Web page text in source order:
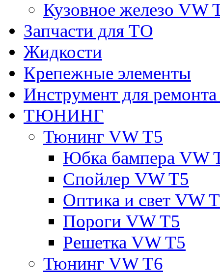
Кузовное железо VW
Запчасти для ТО
Жидкости
Крепежные элементы
Инструмент для
ТЮНИНГ
Тюнинг VW T5
Юбка бампера VW
Спойлер VW T5
Оптика и свет VW
Пороги VW T5
Решетка VW T5
Тюнинг VW T6